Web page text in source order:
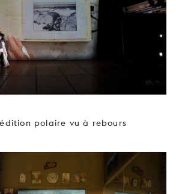
polaire vu à rebours